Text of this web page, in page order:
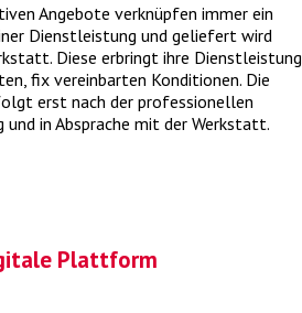
umfassenden Frühlings-Check holen
Fahrzeug aus dem Winterschlaf .> mehr
Angebote verknüpfen immer ein
Dienstleistung und geliefert wird
Diese erbringt ihre Dienstleistung
fix vereinbarten Konditionen. Die
erst nach der professionellen
in Absprache mit der Werkstatt.
Plattform